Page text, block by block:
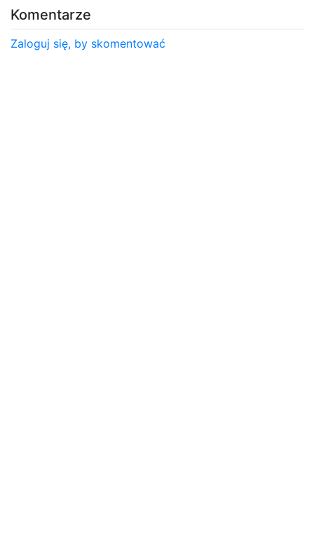
Komentarze
Zaloguj się, by skomentować